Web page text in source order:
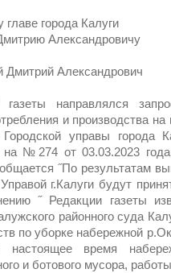
главе города Калуги
Александровичу
Александрович
газеты направлялся
и производства
Городской управы города
на №274 от 03.03.2023
˝По результатам
Управой г.Калуги будут
˝ Редакции газеты
районного суда
по уборке набережной
настоящее время
и ботового мусора,